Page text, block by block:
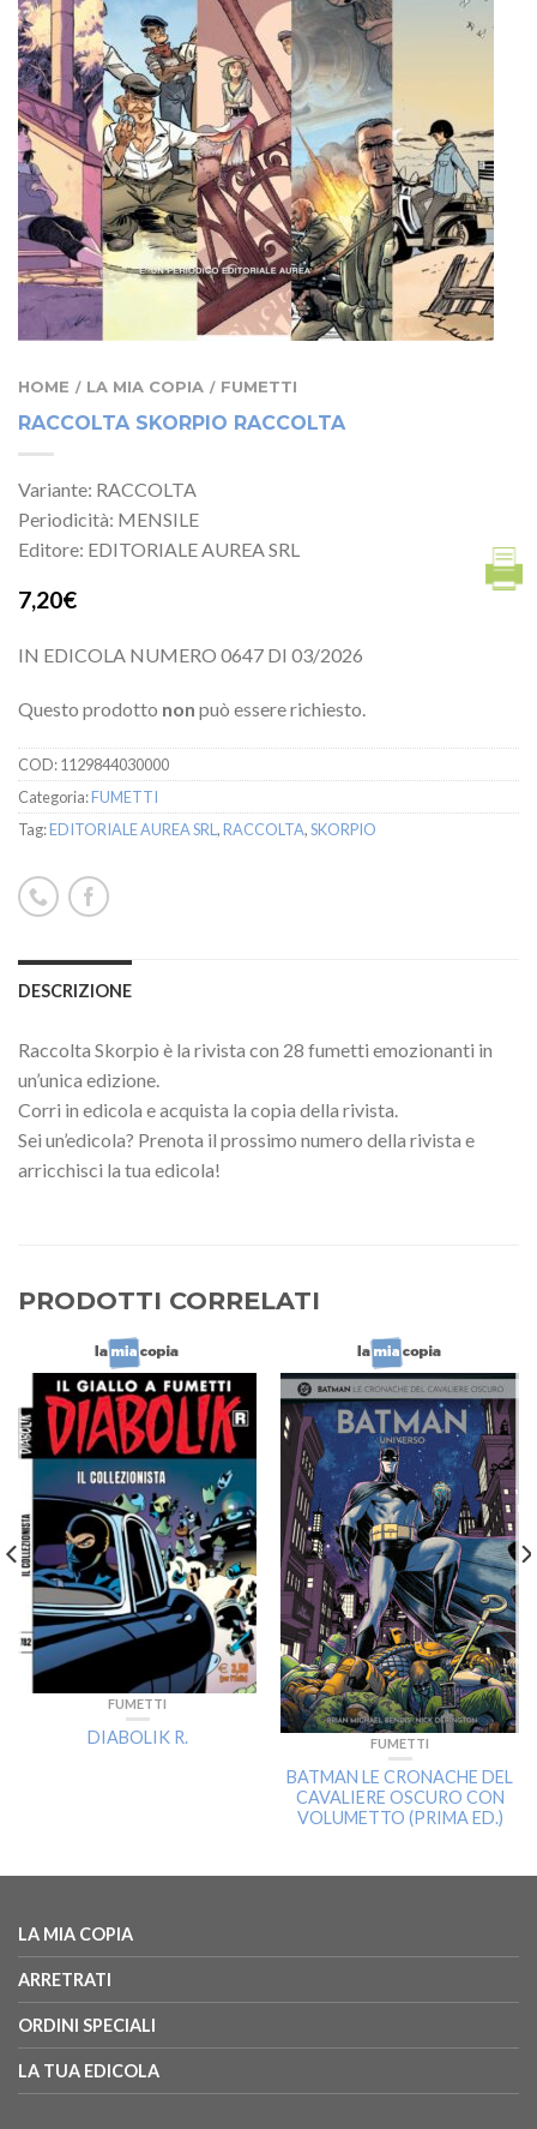
HOME / LA MIA COPIA / FUMETTI
RACCOLTA SKORPIO RACCOLTA
Variante: RACCOLTA
Periodicità: MENSILE
Editore: EDITORIALE AUREA SRL
7,20€
IN EDICOLA NUMERO 0647 DI 03/2026
Questo prodotto non può essere richiesto.
COD:1129844030000
Categoria:FUMETTI
Tag:EDITORIALE AUREA SRL ,RACCOLTA,SKORPIO
DESCRIZIONE
Raccolta Skorpio è la rivista con 28 fumetti emozionanti in
un’unica edizione.
Corri in edicola e acquista la copia della rivista.
Sei un’edicola? Prenota il prossimo numero della rivista e
arricchisci la tua edicola!
PRODOTTI CORRELATI
FUMETTI
DIABOLIK R. FUMETTI
BATMAN LE CRONACHE DEL
CAVALIERE OSCURO CON
VOLUMETTO (PRIMA ED.)
LA MIA COPIA
ARRETRATI
ORDINI SPECIALI
LA TUA EDICOLA